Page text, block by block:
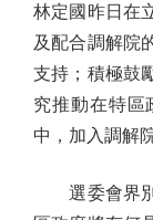
林定國昨日在
及配合調解院
支持；積極鼓
究推動在特區
中，加入調解
選委會界別